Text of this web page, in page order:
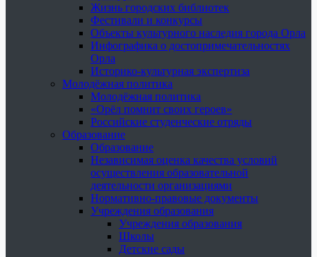
Жизнь городских библиотек
Фестивали и конкурсы
Объекты культурного наследия города Орла
Инфографика о достопримечательностях
Орла
Историко-культурная экспертиза
Молодёжная политика
Молодёжная политика
«Орёл помнит своих героев»
Российские студенческие отряды
Образование
Образование
Независимая оценка качества условий
осуществления образовательной
деятельности организациями
Нормативно-правовые документы
Учреждения образования
Учреждения образования
Школы
Детские сады